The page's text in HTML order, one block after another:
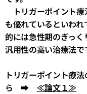
トリガーポイント療
も優れているといわ
的には急性期のぎっ
汎用性の高い治療法で
トリガーポイント療
ら ➡ ≪論文１≫